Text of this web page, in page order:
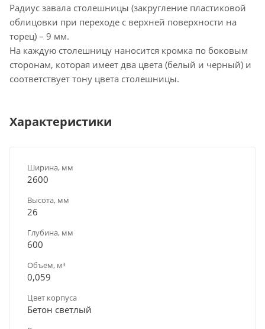
Радиус завала столешницы (закругление пластиковой
облицовки при переходе с верхней поверхности на
торец) – 9 мм.
На каждую столешницу наносится кромка по боковым
сторонам, которая имеет два цвета (белый и черный) и
соответствует тону цвета столешницы.
Характеристики
Ширина, мм
2600
Высота, мм
26
Глубина, мм
600
Объем, м³
0,059
Цвет корпуса
Бетон светлый